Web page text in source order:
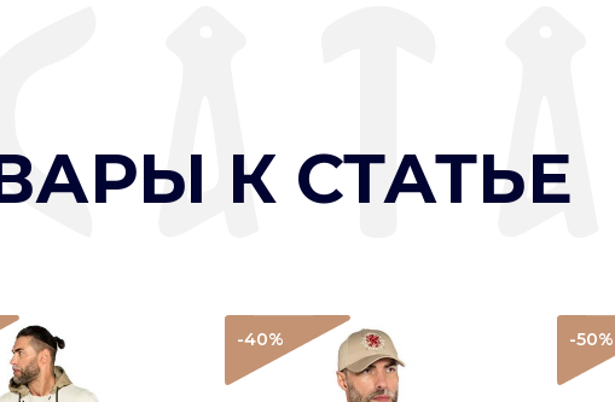
К СТАТЬЕ
-40% -50%